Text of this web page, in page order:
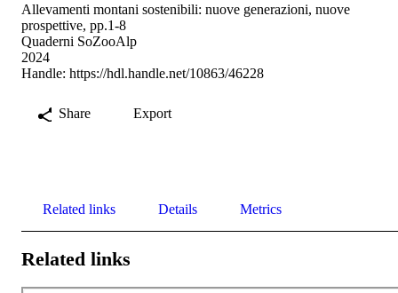
Allevamenti montani sostenibili: nuove generazioni, nuove
prospettive, pp.1-8
Quaderni SoZooAlp
2024
Handle: https://hdl.handle.net/10863/46228
Share Export
Related links Details Metrics
Related links